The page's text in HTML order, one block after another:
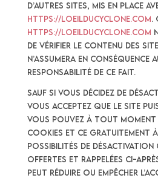
d’autres sites, mis en place
https://loeilducyclone.com.
https://loeilducyclone.com
de vérifier le contenu des
n’assumera en conséquence
responsabilité de ce fait.
Sauf si vous décidez de
vous acceptez que le site
Vous pouvez à tout moment
cookies et ce gratuitement
possibilités de
offertes et rappelées ci-
peut réduire ou empêcher